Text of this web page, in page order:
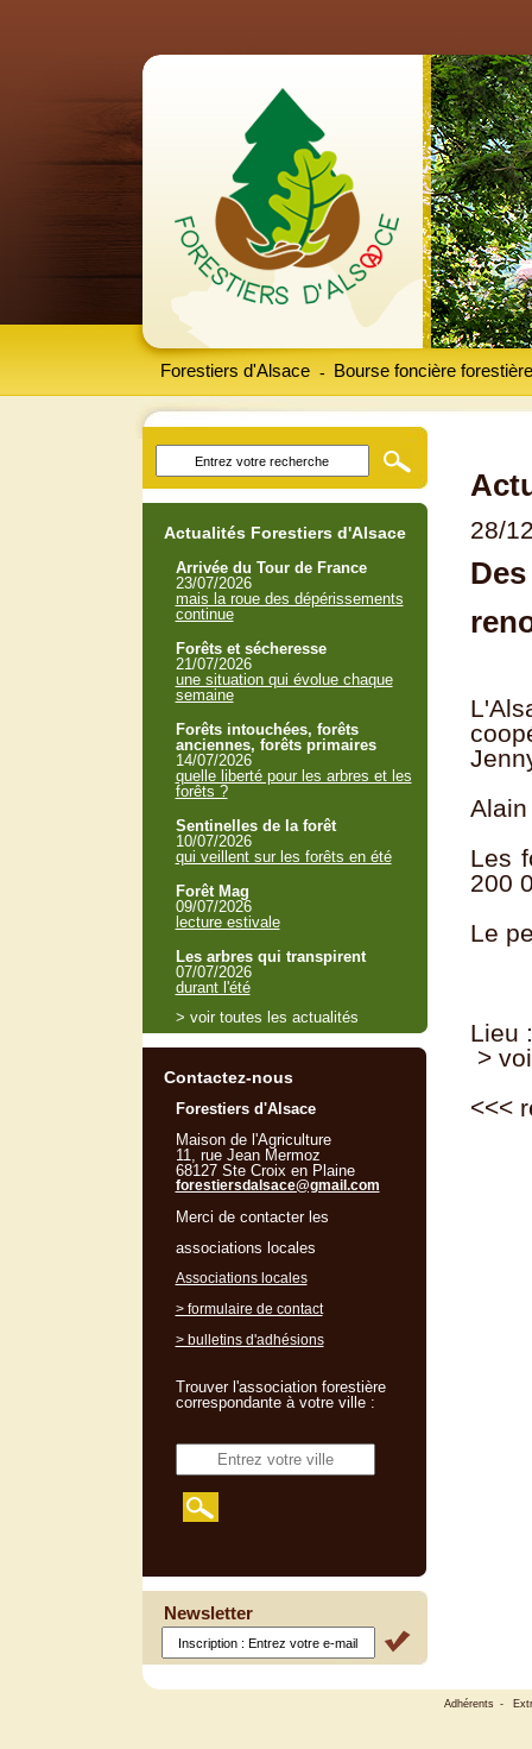
Forestiers d'Alsace Bourse foncière forestière
-
28/
Les
200
Le
Lieu
>
<<<
Actualités Forestiers d'Alsace
Arrivée du Tour de France
23/07/2026
mais la roue des dépérissements
continue
Forêts et sécheresse
21/07/2026
une situation qui évolue chaque
semaine
Forêts intouchées, forêts
anciennes, forêts primaires
14/07/2026
quelle liberté pour les arbres et les
forêts ?
Sentinelles de la forêt
10/07/2026
qui veillent sur les forêts en été
Forêt Mag
09/07/2026
lecture estivale
Les arbres qui transpirent
07/07/2026
durant l'été
> voir toutes les actualités
Contactez-nous
Forestiers d'Alsace
Maison de l'Agriculture
11, rue Jean Mermoz
68127 Ste Croix en Plaine
forestiersdalsace@gmail.com
Merci de contacter les
associations locales
Associations locales
> formulaire de contact
> bulletins d'adhésions
Trouver l'association forestière
correspondante à votre ville :
Newsletter
Adhérents -